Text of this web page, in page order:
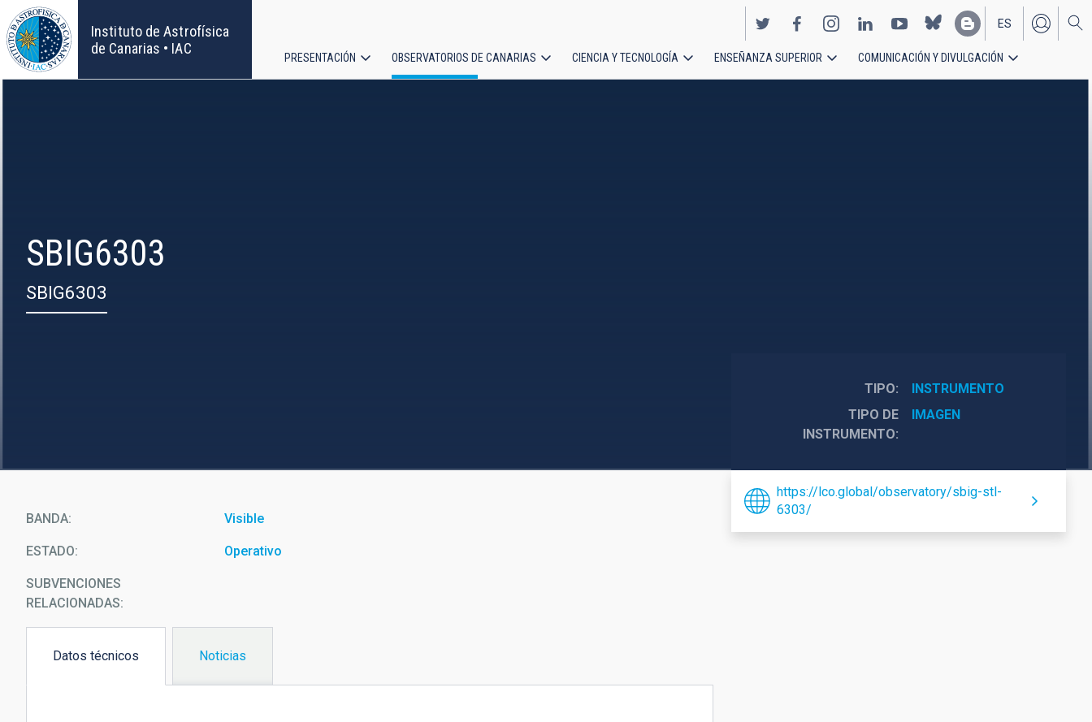
Pasar
al
contenido
principal
Instituto de Astrofísica
de Canarias • IAC
EN
ES
Navegación
PRESENTACIÓN OBSERVATORIOS DE CANARIAS CIENCIA Y TECNOLOGÍA ENSEÑANZA SUPERIOR COMUNICACIÓN Y DIVULGACIÓN
SBIG6303
SBIG6303
BANDA Visible
ESTADO Operativo
SUBVENCIONES
RELACIONADAS:
Datos técnicos
Noticias
TIPO
INSTRUMENTO
TIPO DE
INSTRUMENTO
IMAGEN
https://lco.global/observatory/sbig-stl-
6303/